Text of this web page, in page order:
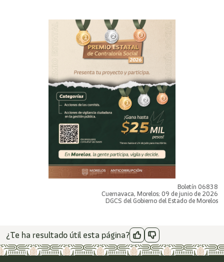
Boletín 06838
Cuernavaca, Morelos; 09 de junio de 2026
DGCS del Gobierno del Estado de Morelos
¿Te ha resultado útil esta página?